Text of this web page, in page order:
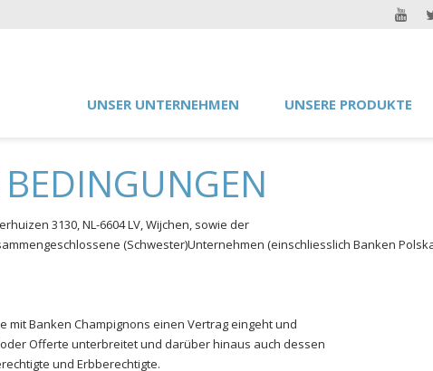
UNSER UNTERNEHMEN UNSERE PRODUKTE
3130, NL-6604 LV, Wijchen, sowie der
(Schwester)Unternehmen (einschliesslich Banken Polska
mit Banken Champignons einen Vertrag eingeht und
Offerte unterbreitet und darüber hinaus auch dessen
und Erbberechtigte.